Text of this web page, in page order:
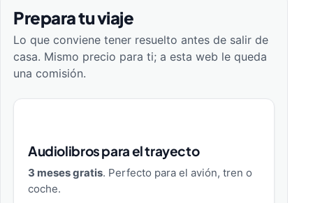
Prepara tu viaje
Lo que conviene tener resuelto antes de salir de
casa. Mismo precio para ti; a esta web le queda
una comisión.
Audiolibros para el trayecto
3 meses gratis. Perfecto para el avión, tren o
coche.